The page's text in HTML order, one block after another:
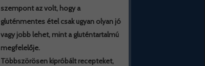
szempont az volt, hogy a
gluténmentes étel csak ugyan olyan jó
vagy jobb lehet, mint a gluténtartalmú
megfelelője.
Többszörösen kipróbált recepteket,